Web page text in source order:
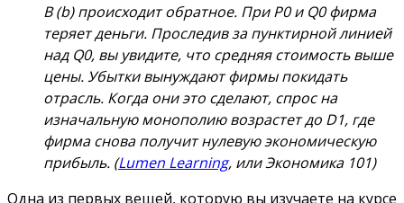
В (b) происходит обратное. При P0 и Q0 фирма
теряет деньги. Проследив за пунктирной линией
над Q0, вы увидите, что средняя стоимость выше
цены.Убытки вынуждают фирмы покидать
отрасль. Когда они это сделают, спрос на
изначальную монополию возрастет до D1, где
фирма снова получит нулевую экономическую
прибыль. (Lumen Learning, или Экономика 101)
Одна из первых вещей, которую вы изучаете на курсе